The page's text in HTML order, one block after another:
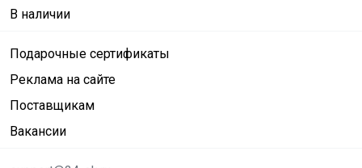
В наличии
Подарочные сертификаты
Реклама на сайте
Поставщикам
Вакансии